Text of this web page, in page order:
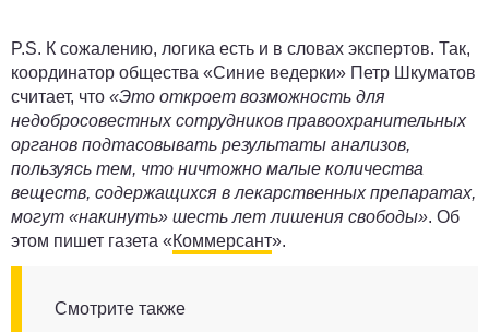
P.S. К сожалению, логика есть и в словах экспертов. Так,
координатор общества «Синие ведерки» Петр Шкуматов
считает, что «Это откроет возможность для
недобросовестных сотрудников правоохранительных
органов подтасовывать результаты анализов,
пользуясь тем, что ничтожно малые количества
веществ, содержащихся в лекарственных препаратах,
могут «накинуть» шесть лет лишения свободы». Об
этом пишет газета «Коммерсант».
Смотрите также